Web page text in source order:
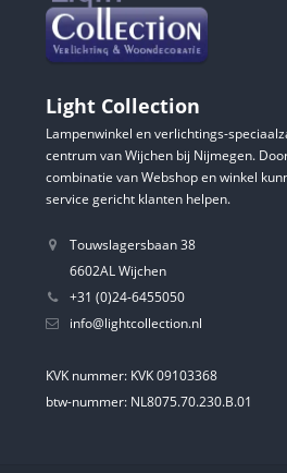
Light Collection
Lampenwinkel en verlichtings-
centrum van Wijchen bij Nijmegen.
combinatie van Webshop en winkel
service gericht klanten helpen.
Touwslagersbaan 38
6602AL Wijchen
+31 (0)24-6455050
info@lightcollection.nl
KVK nummer: KVK 09103368
btw-nummer: NL8075.70.230.B.01